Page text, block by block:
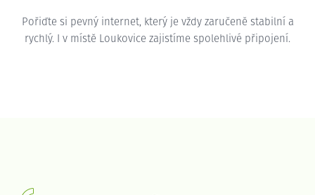
Pořiďte si pevný internet, který je vždy zaručeně stabilní a
rychlý. I v místě Loukovice zajistíme spolehlivé připojení.